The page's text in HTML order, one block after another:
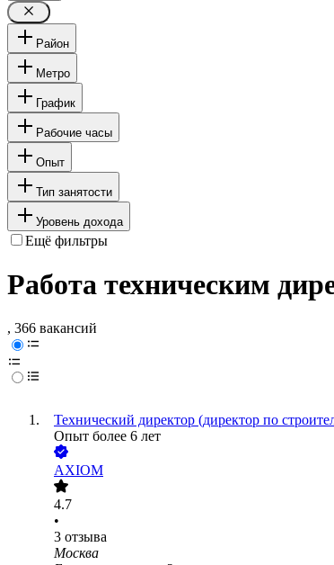
Район
Метро
График
Рабочие часы
Опыт
Тип занятости
Уровень дохода
Ещё фильтры
Работа техническим
, 366 вакансий
Технический директор (директор по
Опыт более 6 лет
AXIOM
4.7
•
3 отзыва
Москва